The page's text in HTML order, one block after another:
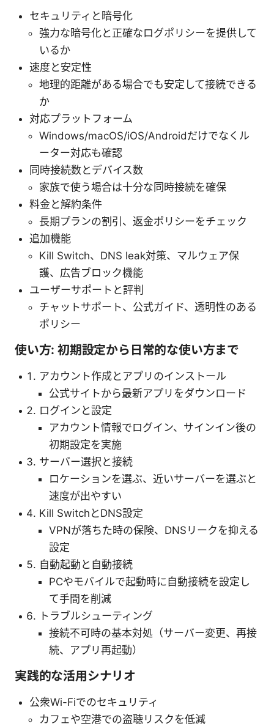
セキュリティと暗号化
強力な暗号化と正確なログポリシーを提供して
いるか
速度と安定性
地理的距離がある場合でも安定して接続できる
か
対応プラットフォーム
Windows/macOS/iOS/Androidだけでなくル
ーター対応も確認
同時接続数とデバイス数
家族で使う場合は十分な同時接続を確保
料金と解約条件
長期プランの割引、返金ポリシーをチェック
追加機能
Kill Switch、DNS leak対策、マルウェア保
護、広告ブロック機能
ユーザーサポートと評判
チャットサポート、公式ガイド、透明性のある
ポリシー
使い方: 初期設定から日常的な使い方まで
アカウント作成とアプリのインストール
公式サイトから最新アプリをダウンロード
ログインと設定
アカウント情報でログイン、サインイン後の
初期設定を実施
サーバー選択と接続
ロケーションを選ぶ、近いサーバーを選ぶと
速度が出やすい
Kill SwitchとDNS設定
VPNが落ちた時の保険、DNSリークを抑える
設定
自動起動と自動接続
PCやモバイルで起動時に自動接続を設定し
て手間を削減
トラブルシューティング
接続不可時の基本対処（サーバー変更、再接
続、アプリ再起動）
実践的な活用シナリオ
公衆Wi-Fiでのセキュリティ
カフェや空港での盗聴リスクを低減